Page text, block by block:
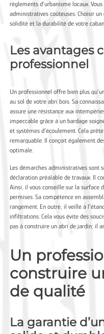
règlements d’urbanisme locaux.
administratives coûteuses. Choisir
solidité et la durabilité de votre
Les avantages
professionnel
Un professionnel offre bien plus
au sol de votre abri bois. Sa
assure une résistance aux
impeccable grâce à un bardage
et systèmes d’écoulement. Cela
remarquable. Il conçoit également
optimale.
Les démarches administratives sont
déclaration préalable de travaux. Il
Ainsi, il vous conseille sur la surface
permises. Sa compétence en
rangement. En outre, il veille à
infiltrations. Cela vous évite des
pas à construire un abri de jardin; il
Un
construire
de qualité
La garantie